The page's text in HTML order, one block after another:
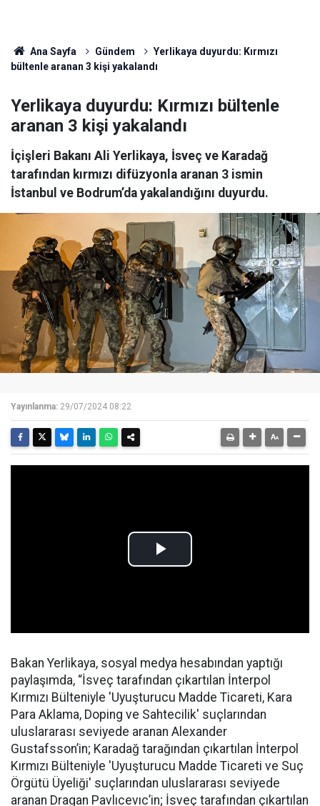
Ana Sayfa Gündem
Yerlikaya duyurdu: Kırmızı
bültenle aranan 3 kişi yakalandı
Yerlikaya duyurdu: Kırmızı bültenle
aranan 3 kişi yakalandı
İçişleri Bakanı Ali Yerlikaya, İsveç ve Karadağ
tarafından kırmızı difüzyonla aranan 3 ismin
İstanbul ve Bodrum’da yakalandığını duyurdu.
Yayınlanma: 29/07/2024 08:22
Bakan Yerlikaya, sosyal medya hesabından yaptığı
paylaşımda, “İsveç tarafından çıkartılan İnterpol
Kırmızı Bülteniyle 'Uyuşturucu Madde Ticareti, Kara
Para Aklama, Doping ve Sahtecilik' suçlarından
uluslararası seviyede aranan Alexander
Gustafsson’in; Karadağ tarağından çıkartılan İnterpol
Kırmızı Bülteniyle 'Uyuşturucu Madde Ticareti ve Suç
Örgütü Üyeliği' suçlarından uluslararası seviyede
aranan Dragan Pavlıcevıc’in; İsveç tarafından çıkartılan